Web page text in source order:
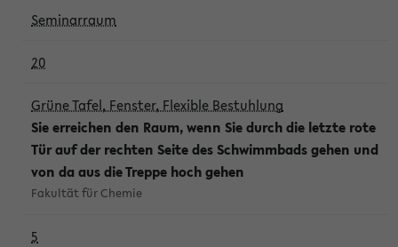
Seminarraum
20
Grüne Tafel, Fenster, Flexible Bestuhlung
Sie erreichen den Raum, wenn Sie durch die letzte rote
Tür auf der rechten Seite des Schwimmbads gehen und
von da aus die Treppe hoch gehen
Fakultät für Chemie
5